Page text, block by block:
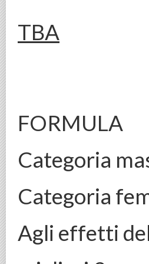
TBA
FORMULA
Categoria
Categoria
Agli effetti